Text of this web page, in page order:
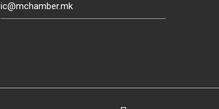
ic@mchamber.mk